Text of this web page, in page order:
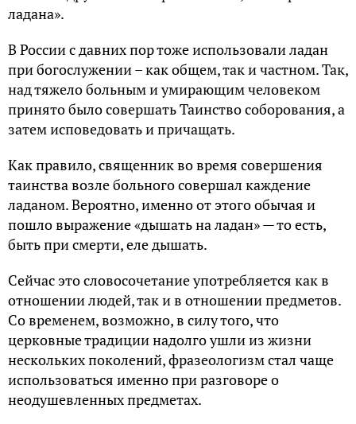
ладана».
В России с давних пор тоже использовали ладан
при богослужении – как общем, так и частном. Так,
над тяжело больным и умирающим человеком
принято было совершать Таинство соборования, а
затем исповедовать и причащать.
Как правило, священник во время совершения
таинства возле больного совершал каждение
ладаном. Вероятно, именно от этого обычая и
пошло выражение «дышать на ладан» — то есть,
быть при смерти, еле дышать.
Сейчас это словосочетание употребляется как в
отношении людей, так и в отношении предметов.
Со временем, возможно, в силу того, что
церковные традиции надолго ушли из жизни
нескольких поколений, фразеологизм стал чаще
использоваться именно при разговоре о
неодушевленных предметах.